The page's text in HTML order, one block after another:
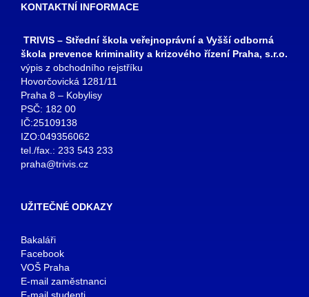
KONTAKTNÍ INFORMACE
TRIVIS – Střední škola veřejnoprávní a Vyšší odborná
škola prevence kriminality a krizového řízení Praha, s.r.o.
výpis z obchodního rejstříku
Hovorčovická 1281/11
Praha 8 – Kobylisy
PSČ: 182 00
IČ:25109138
IZO:049356062
tel./fax.: 233 543 233
praha@trivis.cz
UŽITEČNÉ ODKAZY
Bakaláři
Facebook
VOŠ Praha
E-mail zaměstnanci
E-mail studenti